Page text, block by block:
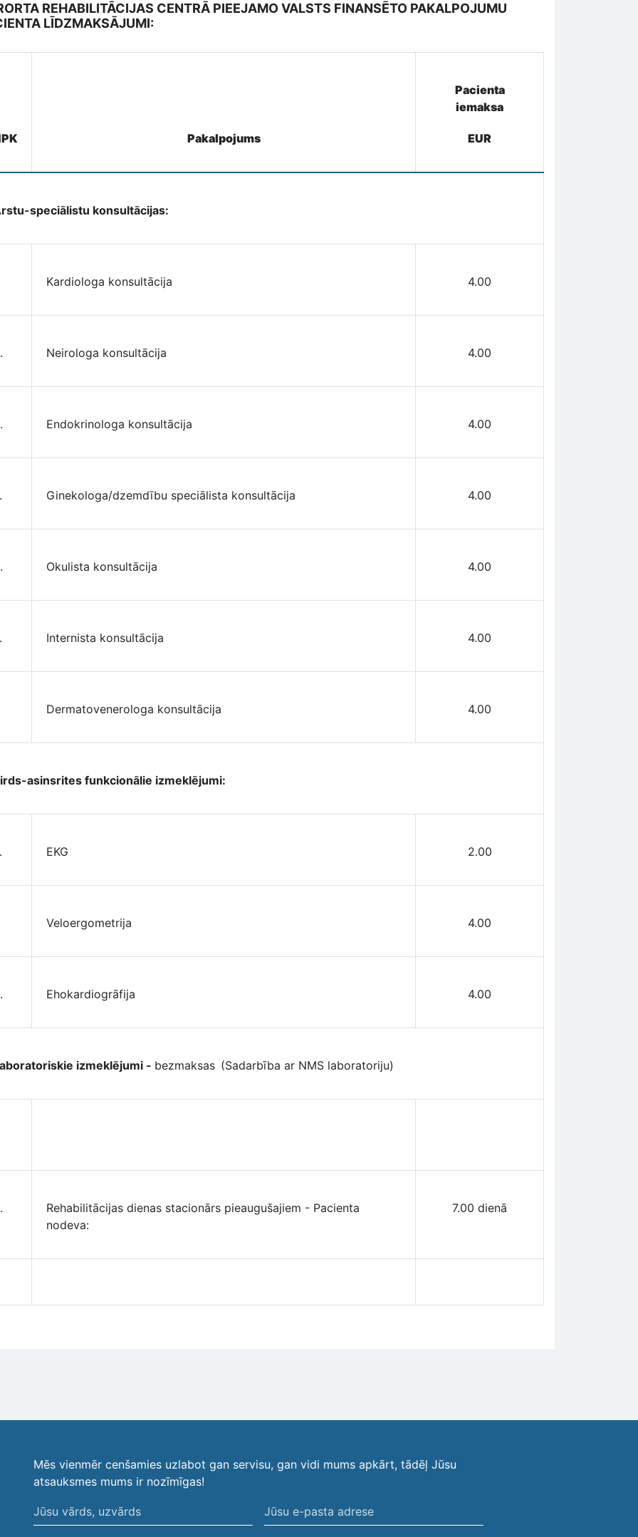
REHABILITĀCIJAS CENTRĀ PIEEJAMO VALSTS FINANSĒTO PAKALPOJUMU
LĪDZMAKSĀJUMI:
Pakalpojums
Pacienta
iemaksa
EUR
speciālistu konsultācijas:
Kardiologa konsultācija 4.00
Neirologa konsultācija 4.00
Endokrinologa konsultācija 4.00
Ginekologa/dzemdību speciālista konsultācija 4.00
Okulista konsultācija 4.00
Internista konsultācija 4.00
Dermatovenerologa konsultācija 4.00
asinsrites funkcionālie izmeklējumi:
EKG 2.00
Veloergometrija 4.00
Ehokardiogrāfija 4.00
izmeklējumi - bezmaksas (Sadarbība ar NMS laboratoriju)
Rehabilitācijas dienas stacionārs pieaugušajiem - Pacienta
nodeva:
7.00 dienā
Mēs vienmēr cenšamies uzlabot gan servisu, gan vidi mums apkārt, tādēļ Jūsu
atsauksmes mums ir nozīmīgas!
Jūsu
vārds,
Jūsu
e-